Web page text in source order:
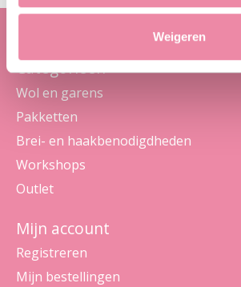
Weigeren
Categorieën
Wol en garens
Pakketten
Brei- en haakbenodigdheden
Workshops
Outlet
Mijn account
Registreren
Mijn bestellingen